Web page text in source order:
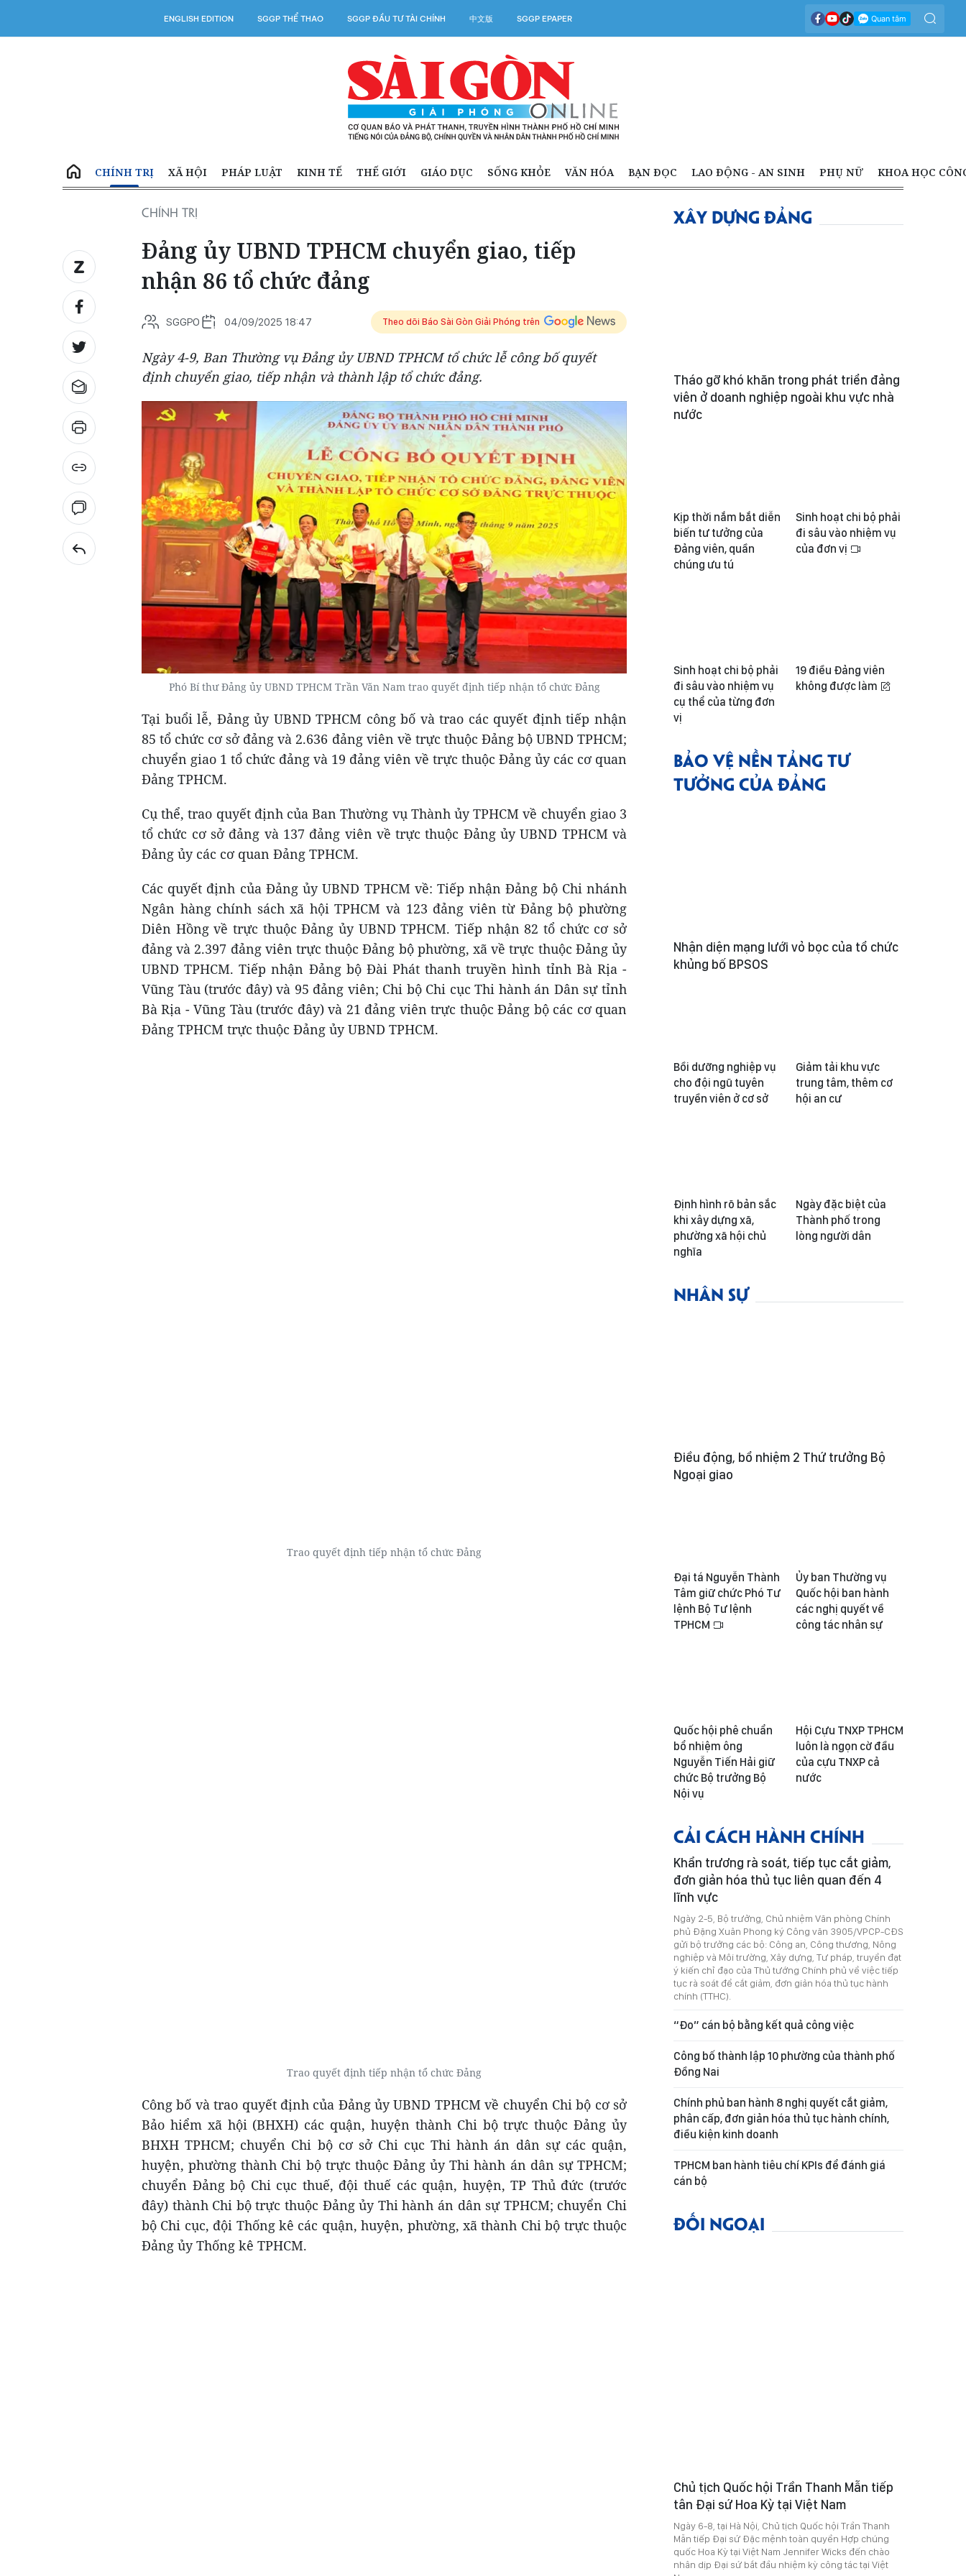
ENGLISH EDITION SGGP THỂ THAO SGGP ĐẦU TƯ TÀI CHÍNH 中文版 SGGP EPAPER
CHÍNH TRỊ XÃ HỘI PHÁP LUẬT KINH TẾ THẾ GIỚI GIÁO DỤC SỐNG KHỎE VĂN HÓA BẠN ĐỌC LAO ĐỘNG - AN SINH PHỤ NỮ KHOA HỌC
CHÍNH TRỊ
Đảng ủy UBND TPHCM chuyển giao, tiếp
nhận 86 tổ chức đảng
SGGPO 04/09/2025 18:47 Theo dõi Báo Sài Gòn Giải Phóng trên
Ngày 4-9, Ban Thường vụ Đảng ủy UBND TPHCM tổ chức lễ công bố quyết
định chuyển giao, tiếp nhận và thành lập tổ chức đảng.
Phó Bí thư Đảng ủy UBND TPHCM Trần Văn Nam trao quyết định tiếp nhận tổ chức Đảng
Tại buổi lễ, Đảng ủy UBND TPHCM công bố và trao các quyết định tiếp nhận
85 tổ chức cơ sở đảng và 2.636 đảng viên về trực thuộc Đảng bộ UBND TPHCM;
chuyển giao 1 tổ chức đảng và 19 đảng viên về trực thuộc Đảng ủy các cơ quan
Đảng TPHCM.
Cụ thể, trao quyết định của Ban Thường vụ Thành ủy TPHCM về chuyển giao 3
tổ chức cơ sở đảng và 137 đảng viên về trực thuộc Đảng ủy UBND TPHCM và
Đảng ủy các cơ quan Đảng TPHCM.
Các quyết định của Đảng ủy UBND TPHCM về: Tiếp nhận Đảng bộ Chi nhánh
Ngân hàng chính sách xã hội TPHCM và 123 đảng viên từ Đảng bộ phường
Diên Hồng về trực thuộc Đảng ủy UBND TPHCM. Tiếp nhận 82 tổ chức cơ sở
đảng và 2.397 đảng viên trực thuộc Đảng bộ phường, xã về trực thuộc Đảng ủy
UBND TPHCM. Tiếp nhận Đảng bộ Đài Phát thanh truyền hình tỉnh Bà Rịa -
Vũng Tàu (trước đây) và 95 đảng viên; Chi bộ Chi cục Thi hành án Dân sự tỉnh
Bà Rịa - Vũng Tàu (trước đây) và 21 đảng viên trực thuộc Đảng bộ các cơ quan
Đảng TPHCM trực thuộc Đảng ủy UBND TPHCM.
Trao quyết định tiếp nhận tổ chức Đảng
Trao quyết định tiếp nhận tổ chức Đảng
Công bố và trao quyết định của Đảng ủy UBND TPHCM về chuyển Chi bộ cơ sở
Bảo hiểm xã hội (BHXH) các quận, huyện thành Chi bộ trực thuộc Đảng ủy
BHXH TPHCM; chuyển Chi bộ cơ sở Chi cục Thi hành án dân sự các quận,
huyện, phường thành Chi bộ trực thuộc Đảng ủy Thi hành án dân sự TPHCM;
chuyển Đảng bộ Chi cục thuế, đội thuế các quận, huyện, TP Thủ đức (trước
đây) thành Chi bộ trực thuộc Đảng ủy Thi hành án dân sự TPHCM; chuyển Chi
bộ Chi cục, đội Thống kê các quận, huyện, phường, xã thành Chi bộ trực thuộc
Đảng ủy Thống kê TPHCM.
XÂY DỰNG ĐẢNG
Tháo gỡ khó khăn trong phát triển đảng
viên ở doanh nghiệp ngoài khu vực nhà
nước
Kịp thời nắm bắt diễn
biến tư tưởng của
Đảng viên, quần
chúng ưu tú
Sinh hoạt chi bộ phải
đi sâu vào nhiệm vụ
của đơn vị
Sinh hoạt chi bộ phải
đi sâu vào nhiệm vụ
cụ thể của từng đơn
vị
19 điều Đảng viên
không được làm
BẢO VỆ NỀN TẢNG TƯ
TƯỞNG CỦA ĐẢNG
Nhận diện mạng lưới vỏ bọc của tổ chức
khủng bố BPSOS
Bồi dưỡng nghiệp vụ
cho đội ngũ tuyên
truyền viên ở cơ sở
Giảm tải khu vực
trung tâm, thêm cơ
hội an cư
Định hình rõ bản sắc
khi xây dựng xã,
phường xã hội chủ
nghĩa
Ngày đặc biệt của
Thành phố trong
lòng người dân
NHÂN SỰ
Điều động, bổ nhiệm 2 Thứ trưởng Bộ
Ngoại giao
Đại tá Nguyễn Thành
Tâm giữ chức Phó Tư
lệnh Bộ Tư lệnh
TPHCM
Ủy ban Thường vụ
Quốc hội ban hành
các nghị quyết về
công tác nhân sự
Quốc hội phê chuẩn
bổ nhiệm ông
Nguyễn Tiến Hải giữ
chức Bộ trưởng Bộ
Nội vụ
Hội Cựu TNXP TPHCM
luôn là ngọn cờ đầu
của cựu TNXP cả
nước
CẢI CÁCH HÀNH CHÍNH
Khẩn trương rà soát, tiếp tục cắt giảm,
đơn giản hóa thủ tục liên quan đến 4
lĩnh vực
Ngày 2-5, Bộ trưởng, Chủ nhiệm Văn phòng Chính
phủ Đặng Xuân Phong ký Công văn 3905/VPCP-CĐS
gửi bộ trưởng các bộ: Công an, Công thương, Nông
nghiệp và Môi trường, Xây dựng, Tư pháp, truyền đạt
ý kiến chỉ đạo của Thủ tướng Chính phủ về việc tiếp
tục rà soát để cắt giảm, đơn giản hóa thủ tục hành
chính (TTHC).
“Đo” cán bộ bằng kết quả công việc
Công bố thành lập 10 phường của thành phố
Đồng Nai
Chính phủ ban hành 8 nghị quyết cắt giảm,
phân cấp, đơn giản hóa thủ tục hành chính,
điều kiện kinh doanh
TPHCM ban hành tiêu chí KPIs để đánh giá
cán bộ
ĐỐI NGOẠI
Chủ tịch Quốc hội Trần Thanh Mẫn tiếp
tân Đại sứ Hoa Kỳ tại Việt Nam
Ngày 6-8, tại Hà Nội, Chủ tịch Quốc hội Trần Thanh
Mẫn tiếp Đại sứ Đặc mệnh toàn quyền Hợp chúng
quốc Hoa Kỳ tại Việt Nam Jennifer Wicks đến chào
nhân dịp Đại sứ bắt đầu nhiệm kỳ công tác tại Việt